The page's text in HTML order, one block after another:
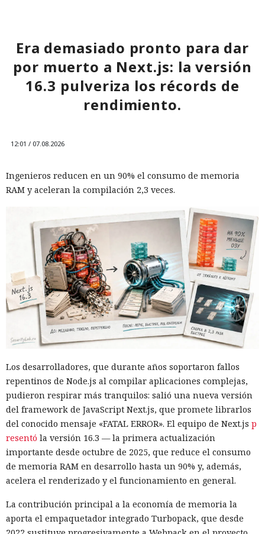
Era demasiado pronto para dar
por muerto a Next.js: la versión
16.3 pulveriza los récords de
rendimiento.
12:01 / 07.08.2026
Ingenieros reducen en un 90% el consumo de memoria
RAM y aceleran la compilación 2,3 veces.
Los desarrolladores, que durante años soportaron fallos
repentinos de Node.js al compilar aplicaciones complejas,
pudieron respirar más tranquilos: salió una nueva versión
del framework de JavaScript Next.js, que promete librarlos
del conocido mensaje «FATAL ERROR». El equipo de Next.js p
resentó la versión 16.3 — la primera actualización
importante desde octubre de 2025, que reduce el consumo
de memoria RAM en desarrollo hasta un 90% y, además,
acelera el renderizado y el funcionamiento en general.
La contribución principal a la economía de memoria la
aporta el empaquetador integrado Turbopack, que desde